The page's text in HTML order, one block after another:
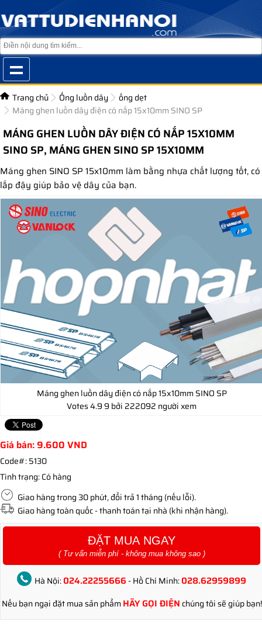
Trang chủ Ống luồn dây
ống dẹt
Máng ghen luồn dây điện có nắp 15x10mm SINO SP
MÁNG GHEN LUỒN DÂY ĐIỆN CÓ NẮP 15X10MM
SINO SP, MÁNG GHEN SINO SP 15X10MM
Máng ghen SINO SP 15x10mm làm bằng nhựa chất lượng tốt, có
lắp đậy giúp bảo vệ dây của bạn.
Máng ghen luồn dây điện có nắp 15x10mm SINO SP
Votes4.99bởi 222092 người xem
Giá bán: 9.600 VND
Code#:5130
Tình trạng:Có hàng
Giao hàng trong 30 phút, đổi trả 1 tháng (nếu lỗi).
Giao hàng toàn quốc - thanh toán tại nhà (khi nhận hàng).
ĐẶT MUA NGAY
( Tư vấn miễn phí - không mua không sao )
Hà Nội:024.22255666 - Hồ Chí Minh:028.62959899
Nếu bạn ngại đặt mua sản phẩmHÃY GỌI ĐIỆN chúng tôi sẽ giúp bạn!